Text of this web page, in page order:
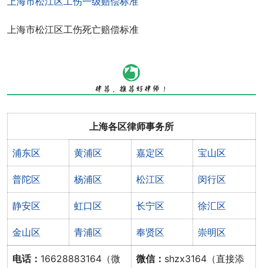
上海市松江区工伤死亡赔偿标准
上海各区律师事务所
浦东区 黄浦区 嘉定区 宝山区
普陀区 杨浦区 松江区 闵行区
静安区 虹口区 长宁区 徐汇区
金山区 青浦区 奉贤区 崇明区
电话： 16628883164（微
微信： shzx3164（直接添